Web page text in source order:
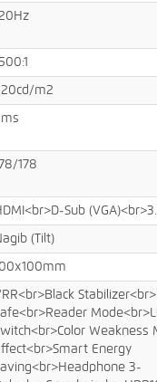
m2
178
Sub
(Tilt)
Weakness
Energy
3-